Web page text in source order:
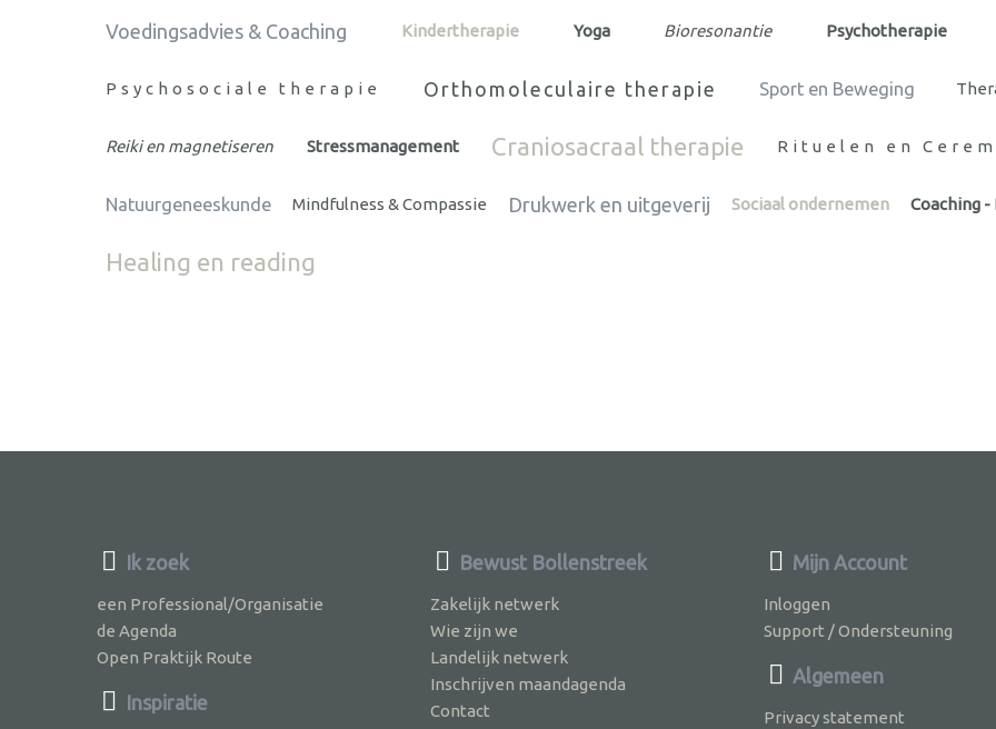
Voedingsadvies & Coaching Kindertherapie Yoga Bioresonantie Psychotherapie
Psychosociale therapie Orthomoleculaire therapie Sport en Beweging
Reiki en magnetiseren Stressmanagement Craniosacraal therapie Rituelen en
Natuurgeneeskunde Mindfulness & Compassie Drukwerk en uitgeverij Sociaal ondernemen Coaching
Healing en reading
Ik zoek
een Professional/Organisatie
de Agenda
Open Praktijk Route
Inspiratie
Bewust Bollenstreek
Zakelijk netwerk
Wie zijn we
Landelijk netwerk
Inschrijven maandagenda
Contact
Mijn Account
Inloggen
Support / Ondersteuning
Algemeen
Privacy statement